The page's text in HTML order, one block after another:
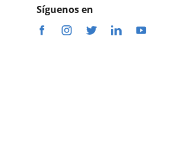
Síguenos en